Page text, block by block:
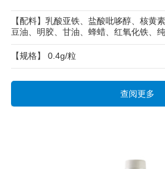
【配料】乳酸亚铁、盐酸吡哆醇、核黄
豆油、明胶、甘油、蜂蜡、红氧化铁、
【规格】 0.4g/粒
查阅更多